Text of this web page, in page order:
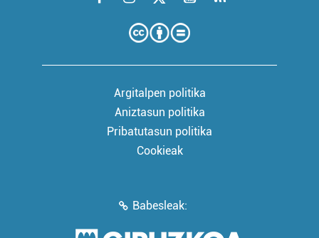
Argitalpen politika
Aniztasun politika
Pribatutasun politika
Cookieak
Babesleak: